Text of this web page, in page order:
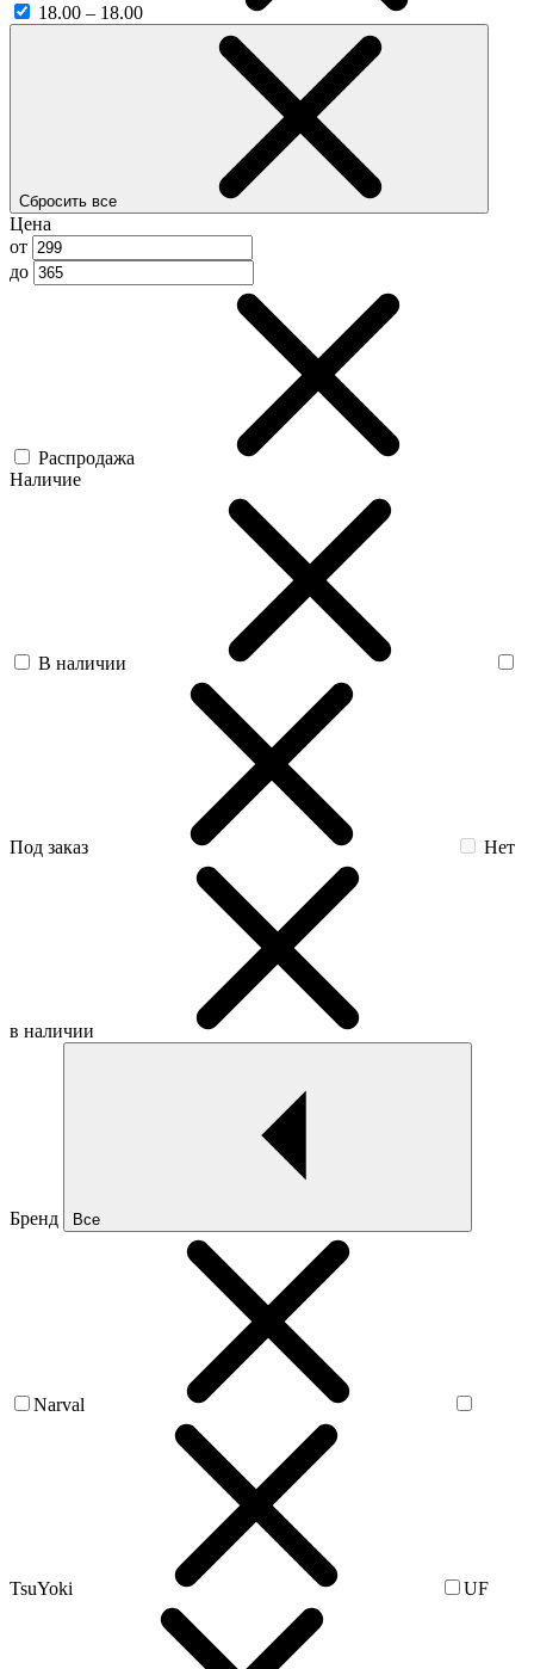
18.00 – 18.00
Сбросить все
Цена
от
до
Распродажа
Наличие
В наличии
Под заказ Нет
в наличии
Бренд Все
Narval
TsuYoki UF